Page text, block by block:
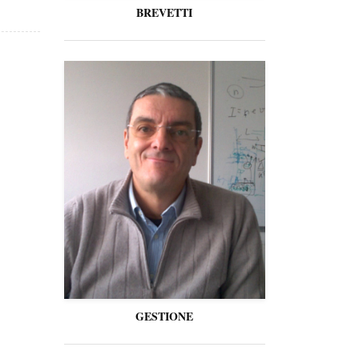
BREVETTI
GESTIONE